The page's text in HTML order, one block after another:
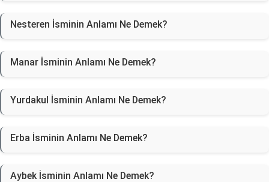
Nesteren İsminin Anlamı Ne Demek?
Manar İsminin Anlamı Ne Demek?
Yurdakul İsminin Anlamı Ne Demek?
Erba İsminin Anlamı Ne Demek?
Aybek İsminin Anlamı Ne Demek?